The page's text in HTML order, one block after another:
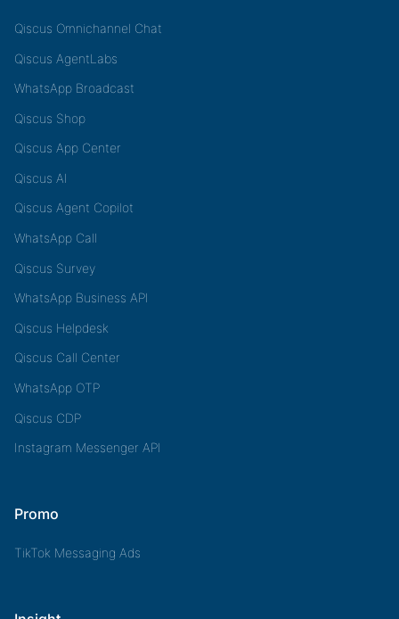
Qiscus Omnichannel Chat
Qiscus AgentLabs
WhatsApp Broadcast
Qiscus Shop
Qiscus App Center
Qiscus AI
Qiscus Agent Copilot
WhatsApp Call
Qiscus Survey
WhatsApp Business API
Qiscus Helpdesk
Qiscus Call Center
WhatsApp OTP
Qiscus CDP
Instagram Messenger API
Promo
TikTok Messaging Ads